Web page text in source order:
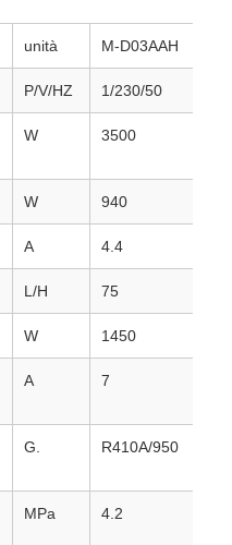
unità M-D03AAH
P/V/HZ 1/230/50
W 3500
W 940
A 4.4
L/H 75
W 1450
A 7
G. R410A/950
MPa 4.2